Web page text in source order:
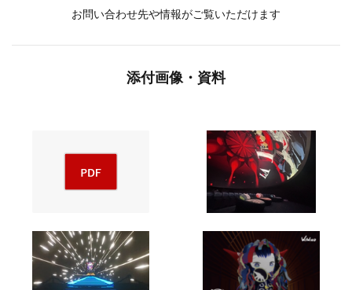
お問い合わせ先や情報がご覧いただけます
添付画像・資料